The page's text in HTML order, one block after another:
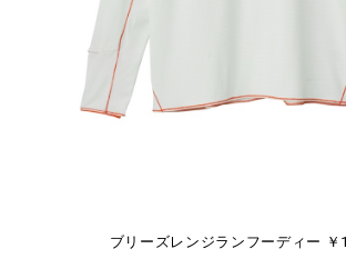
ブリーズレンジランフーディー ￥